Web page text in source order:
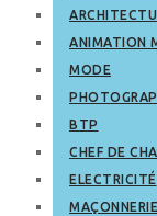
ANIMATION
MODE
BTP
CHEF DE
ELECTRICITÉ